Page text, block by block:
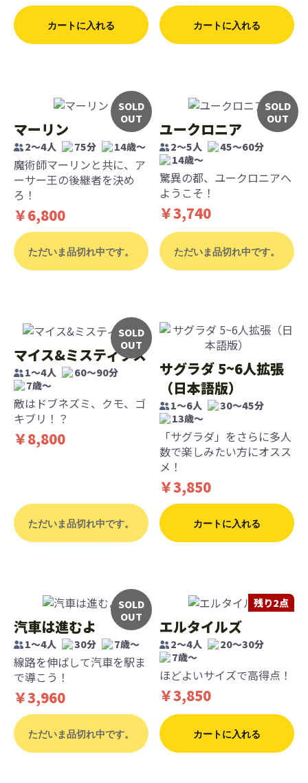
カートに入れる カートに入れる
SOLD
OUT
マーリン
2～4人 75分 14歳〜
魔術師マーリンと共に、ア
ーサー王の後継者を決め
ろ！
￥6,800
ただいま品切れ中です。
SOLD
OUT
ユークロニア
2～5人
45～60分
14歳〜
驚異の都、ユークロニアへ
ようこそ！
￥3,740
ただいま品切れ中です。
SOLD
OUT
マイス&ミスティクス
1～4人
60～90分
7歳〜
敵はドブネズミ、クモ、ゴ
キブリ！？
￥8,800
ただいま品切れ中です。
サグラダ 5~6人拡張
（日本語版）
1～6人
30～45分
13歳〜
「サグラダ」をさらに多人
数で楽しみたい方にオスス
メ！
￥3,850
カートに入れる
SOLD
OUT
汽車は進むよ
1～4人 30分 7歳〜
線路を伸ばして汽車を駅ま
で導こう！
￥3,960
ただいま品切れ中です。
残り2点
エルタイルズ
2～4人
20～30分
7歳〜
ほどよいサイズで高得点！
￥3,850
カートに入れる